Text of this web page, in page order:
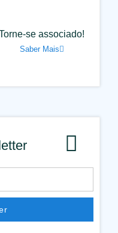
se associado!
Saber Mais